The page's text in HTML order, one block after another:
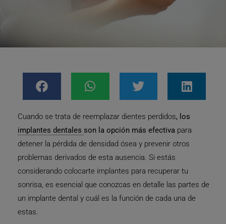
Cuando se trata de reemplazar dientes perdidos, los
implantes dentales son la opción más efectiva para
detener la pérdida de densidad ósea y prevenir otros
problemas derivados de esta ausencia. Si estás
considerando colocarte implantes para recuperar tu
sonrisa, es esencial que conozcas en detalle las partes de
un implante dental y cuál es la función de cada una de
estas.